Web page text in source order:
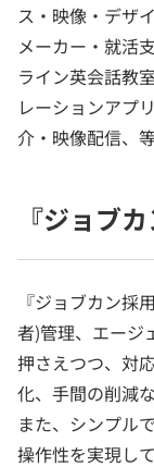
ス・映像・デザ
メーカー・就活
ライン英会話教
レーションアプ
介・映像配信、
『ジョブ
『ジョブカン採
者)管理、エージ
押さえつつ、対
化、手間の削減
また、シンプル
操作性を実現し